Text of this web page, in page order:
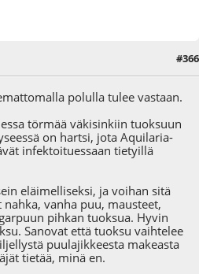
#366
polulla tulee vastaan.
törmää väkisinkiin tuoksuun
on hartsi, jota Aquilaria-
infektoituessaan tietyillä
eläimelliseksi, ja voihan sitä
vanha puu, mausteet,
pihkan tuoksua. Hyvin
Sanovat että tuoksu vaihtelee
puulajikkeesta makeasta
tietää, minä en.